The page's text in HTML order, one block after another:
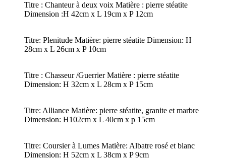
Titre : Chanteur à deux voix Matière : pierre stéatite
Dimension :H 42cm x L 19cm x P 12cm
Titre: Plenitude Matière: pierre stéatite Dimension: H
28cm x L 26cm x P 10cm
Titre : Chasseur /Guerrier Matière : pierre stéatite
Dimension: H 32cm x L 28cm x P 15cm
Titre: Alliance Matière: pierre stéatite, granite et marbre
Dimension: H102cm x L 40cm x p 15cm
Titre: Coursier à Lumes Matière: Albatre rosé et blanc
Dimension: H 52cm x L 38cm x P 9cm